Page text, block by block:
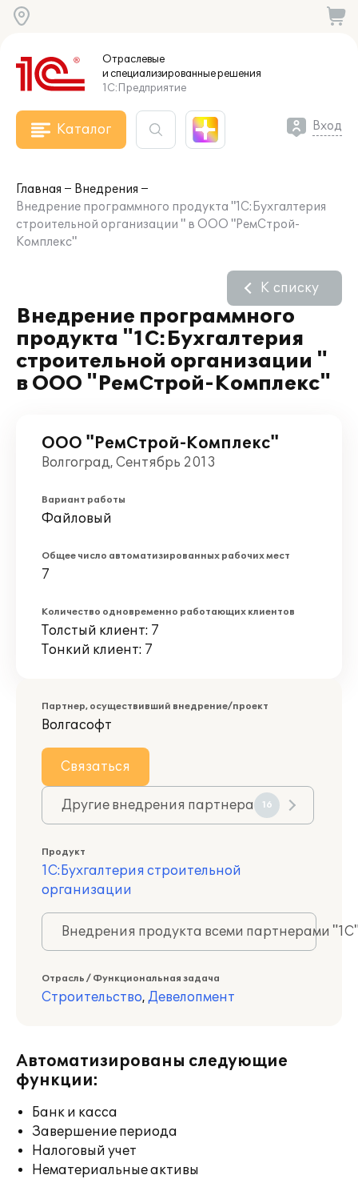
Отраслевые
и специализированныерешения
1С:Предприятие
Каталог Вход
Главная
Внедрения
Внедрение программного продукта "1С:Бухгалтерия
строительной организации " в ООО "РемСтрой-
Комплекс"
Внедрение программного
продукта "1С:Бухгалтерия
строительной организации "
в ООО "РемСтрой-Комплекс"
К списку
ООО "РемСтрой-Комплекс"
Волгоград, Сентябрь 2013
Вариант работы
Файловый
Общее число автоматизированных рабочих мест
7
Количество одновременно работающих клиентов
Толстый клиент: 7
Тонкий клиент: 7
Партнер, осуществивший внедрение/проект
Волгасофт
Связаться
Другие внедрения партнера 16
Продукт
1С:Бухгалтерия строительной
организации
Внедрения продукта всеми партнерами
Отрасль / Функциональная задача
Строительство, Девелопмент
Автоматизированы следующие
функции:
Банк и касса
Завершение периода
Налоговый учет
Нематериальные активы